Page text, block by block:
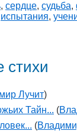
, сердце, судьба,
испытания,
стихи
Лучит)
Тайн... (
(